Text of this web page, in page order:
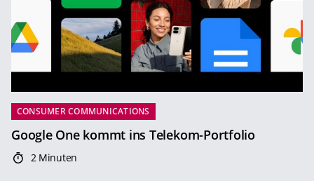
CONSUMER COMMUNICATIONS
Google One kommt ins Telekom-Portfolio
2 Minuten